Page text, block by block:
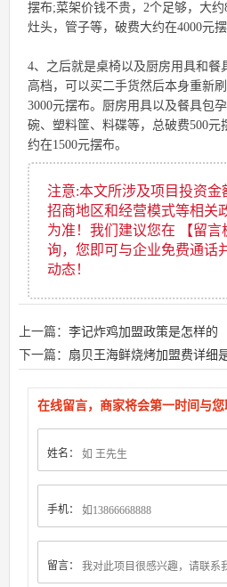
摆布;菜架价钱不贵，2个足够，大
灶头，管子等，破费大约在4000元摆
4、之后就是桌椅以及厨房用具和餐
高档，可以买二手货然后本身重新
3000元摆布。厨房用具以及餐具包
碗、塑料筐、料碟等，总破费500
约在1500元摆布。
注意:本文所涉及项目投资金
招商地区和经营模式等相关
为准！我们建议您在 【留言
询，您即可与企业免费通话
动态！
上一篇： 李记炸鸡加盟政策是怎样的
下一篇： 扇贝王海鲜烧烤加盟费详细
在线留言，商家将会第一时间与您
姓名：
手机：
留言：